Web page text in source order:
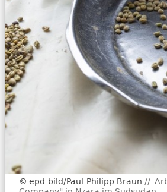
epd-bild/Paul-Philipp Braun